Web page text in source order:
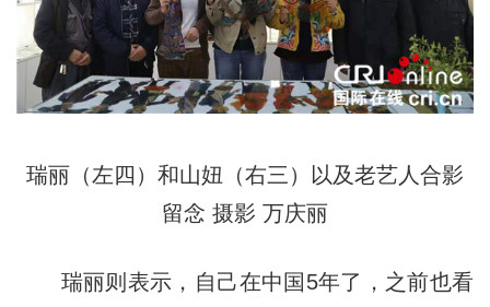
瑞丽（左四）和山妞（右三）以及老艺人合影
留念 摄影 万庆丽
瑞丽则表示，自己在中国5年了，之前也看